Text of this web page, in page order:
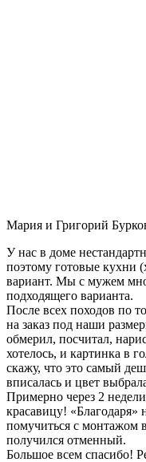
Мария и Григорий
У нас в доме
поэтому готовые кухни
вариант. Мы с мужем
подходящего варианта.
После всех походов по
на заказ под наши
обмерил, посчитал,
хотелось, и картинка в
скажу, что это самый
вписалась и цвет
Примерно через 2
красавицу!
помучиться с монтажом
получился отменный.
Большое всем спасибо!